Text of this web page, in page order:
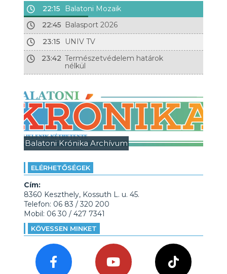
22:15
Balatoni Mozaik
22:45 Balasport 2026
23:15
UNIV TV
23:42 Természetvédelem határok
nélkül
Balatoni Krónika Archívum
ELÉRHETŐSÉGEK
Cím:
8360 Keszthely, Kossuth L. u. 45.
Telefon: 06 83 / 320 200
Mobil: 06 30 / 427 7341
KÖVESSEN MINKET